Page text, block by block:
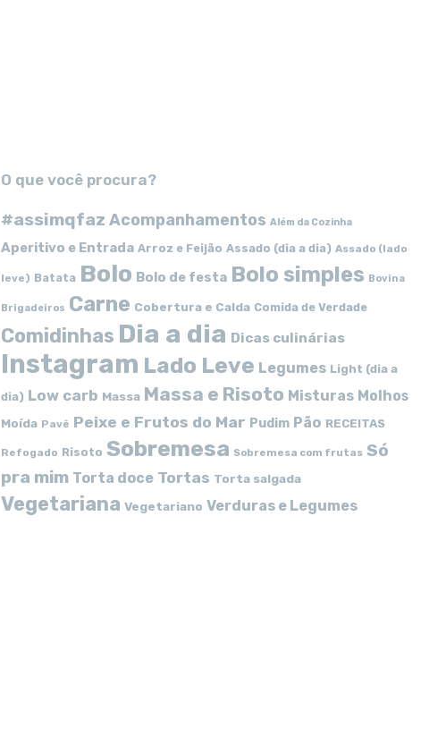
O que você procura?
#assimqfaz Acompanhamentos Além da Cozinha
Aperitivo e Entrada Arroz e Feijão Assado (dia a dia) Assado (lado
leve) Batata Bolo Bolo de festa Bolo simples Bovina
Brigadeiros Carne Cobertura e Calda Comida de Verdade
Comidinhas Dia a dia Dicas culinárias
Instagram Lado Leve Legumes Light (dia a
dia) Low carb Massa Massa e Risoto Misturas Molhos
Moída Pavê Peixe e Frutos do Mar Pudim Pão RECEITAS
Refogado Risoto Sobremesa Sobremesa com frutas Só
pra mim Torta doce Tortas Torta salgada
Vegetariana Vegetariano Verduras e Legumes